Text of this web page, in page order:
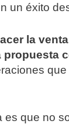
un éxito
la
que no